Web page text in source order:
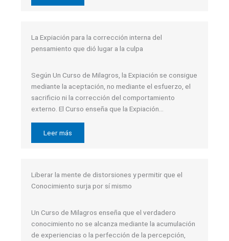
La Expiación para la corrección interna del
pensamiento que dió lugar a la culpa
Según Un Curso de Milagros, la Expiación se consigue
mediante la aceptación, no mediante el esfuerzo, el
sacrificio ni la corrección del comportamiento
externo. El Curso enseña que la Expiación…
Leer más
Liberar la mente de distorsiones y permitir que el
Conocimiento surja por sí mismo
Un Curso de Milagros enseña que el verdadero
conocimiento no se alcanza mediante la acumulación
de experiencias o la perfección de la percepción,